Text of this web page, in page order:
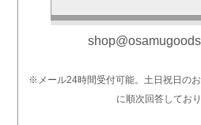
※メール24時間受付可能。土日祝日の
に順次回答しており